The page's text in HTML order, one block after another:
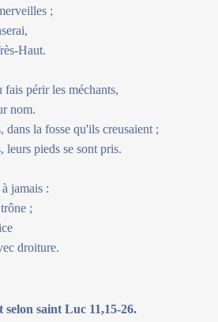
;
Haut.
fais périr les méchants,
nom.
dans la fosse qu'ils creusaient ;
pieds se sont pris.
jamais :
;
droiture.
saint Luc 11,15-26.